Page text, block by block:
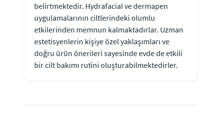
belirtmektedir. Hydrafacial ve dermapen
uygulamalarının ciltlerindeki olumlu
etkilerinden memnun kalmaktadırlar. Uzman
estetisyenlerin kişiye özel yaklaşımları ve
doğru ürün önerileri sayesinde evde de etkili
bir cilt bakımı rutini oluşturabilmektedirler.